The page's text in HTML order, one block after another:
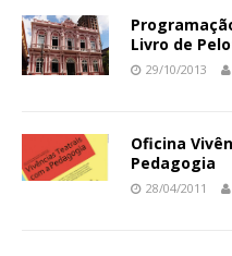
Livro de
29/10/2013
Oficina
Pedagogia
28/04/2011